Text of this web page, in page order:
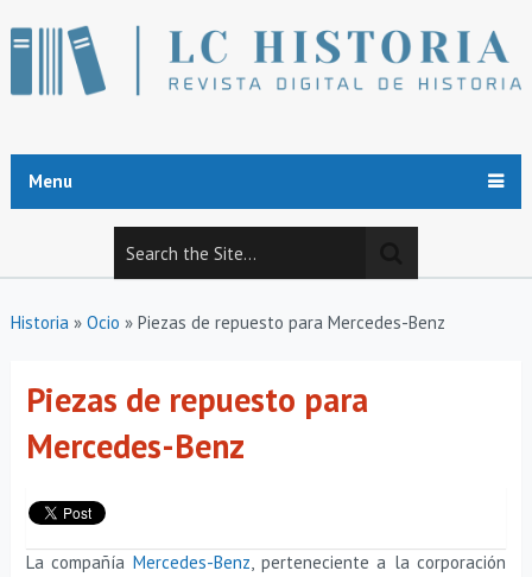
Menu
Historia» Ocio » Piezas de repuesto para Mercedes-Benz
Piezas de repuesto para
Mercedes-Benz
La compañía Mercedes-Benz, perteneciente a la corporación